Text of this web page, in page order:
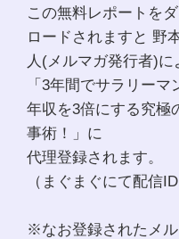
この無料レポートを
ロードされますと 野
人(メルマガ発行者)に
「3年間でサラリーマ
年収を3倍にする究極
事術！」に
代理登録されます。
（まぐまぐにて配信
※なお登録されたメ